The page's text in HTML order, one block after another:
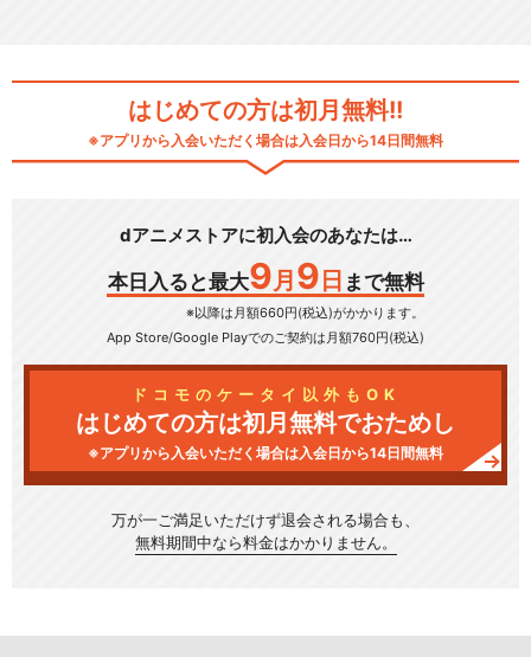
はじめての方は初月無料!!
※アプリから入会いただく場合は入会日から14日間無料
dアニメストアに初入会のあなたは…
本日入ると最大9月 9 日 まで無料
※以降は月額660円(税込)がかかります。
App Store/Google Playでのご契約は月額760円(税込)
ドコモのケータイ以外もOK
はじめての方は初月無料でおためし
※アプリから入会いただく場合は入会日から14日間無料
万が一ご満足いただけず退会される場合も、
無料期間中なら料金はかかりません。